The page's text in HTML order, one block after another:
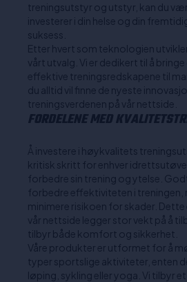
treningsutstyr og utstyr, kan du
investerer i din helse og din
suksess.
Etter hvert som teknologien
vårt utvalg. Vi er dedikert til å
effektive treningsredskapene til
du alltid vil finne de nyeste
treningsverdenen på vår nettside.
FORDELENE MED
Å investere i høykvalitets
kritisk skritt for enhver
forbedre sin trening og ytelse.
forbedre effektiviteten i treningen,
minimere risikoen for skader. Dette
vår nettside legger stor vekt på å
tilbyr både komfort og sikkerhet.
Våre produkter er utformet for å
typer sportslige aktiviteter, enten
løping, sykling eller yoga. Vi tilbyr